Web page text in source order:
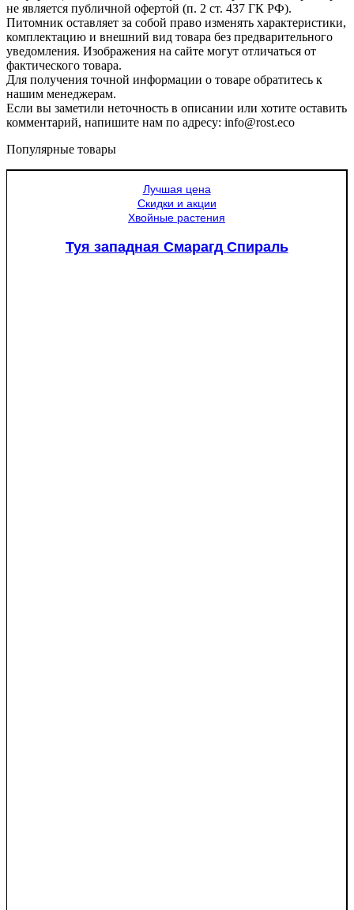
не является публичной офертой (п. 2 ст. 437 ГК РФ).
Питомник оставляет за собой право изменять характеристики,
комплектацию и внешний вид товара без предварительного
уведомления. Изображения на сайте могут отличаться от
фактического товара.
Для получения точной информации о товаре обратитесь к
нашим менеджерам.
Если вы заметили неточность в описании или хотите оставить
комментарий, напишите нам по адресу: info@rost.eco
Популярные товары
Лучшая цена
Скидки и акции
Хвойные растения
Туя западная Смарагд Спираль